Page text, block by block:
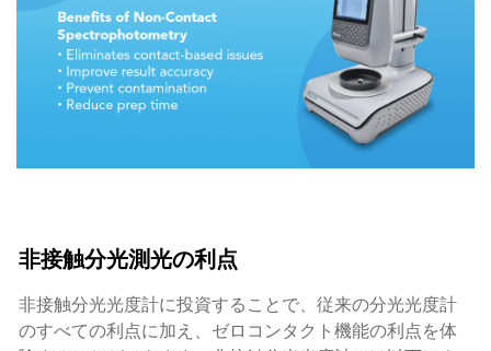
非接触分光測光の利点
非接触分光光度計に投資することで、従来の分光光度計
のすべての利点に加え、ゼロコンタクト機能の利点を体